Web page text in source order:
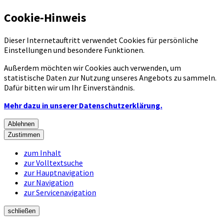
Cookie-Hinweis
Dieser Internetauftritt verwendet Cookies für persönliche
Einstellungen und besondere Funktionen.
Außerdem möchten wir Cookies auch verwenden, um
statistische Daten zur Nutzung unseres Angebots zu sammeln.
Dafür bitten wir um Ihr Einverständnis.
Mehr dazu in unserer Datenschutzerklärung.
Ablehnen
Zustimmen
zum Inhalt
zur Volltextsuche
zur Hauptnavigation
zur Navigation
zur Servicenavigation
schließen